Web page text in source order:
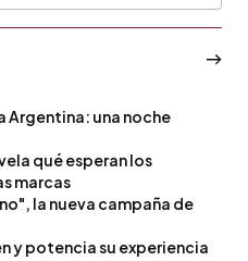
Argentina: una noche
qué esperan los
marcas
la nueva campaña de
y potencia su experiencia